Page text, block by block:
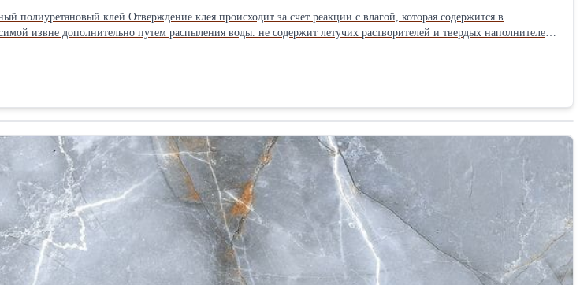
полиуретановый клей.Отверждение клея происходит за счет реакции с влагой, которая содержится в
извне дополнительно путем распыления воды. не содержит летучих растворителей и твердых наполнителей;
клеевого шва; в процессе отверждения клея происходит его вспенивание, компенсирующее небольшие
клеевые соединения водо-, масло -, бензостойкие; выдерживают резкие перепады температур; обеспечивает
склеенных соединений.Производитель: Собственное производство Назначение: Промышленный
материал/изделие: Неопрен Состояние клея: Жидкое (растворы, эмульсии) Количество
Морозоустойчивый